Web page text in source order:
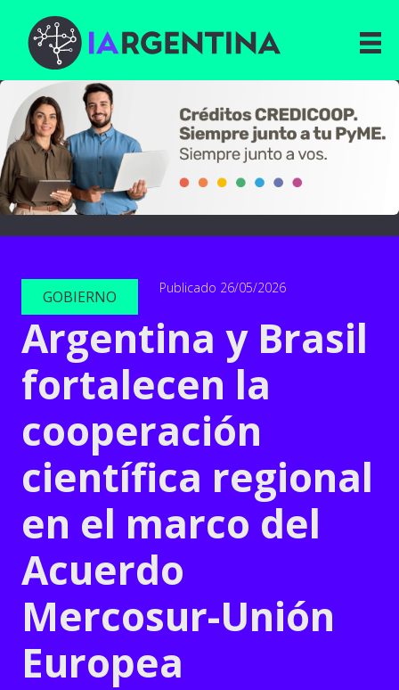
GOBIERNO Publicado 26/05/2026
Argentina y Brasil
fortalecen la
cooperación
científica regional
en el marco del
Acuerdo
Mercosur-Unión
Europea